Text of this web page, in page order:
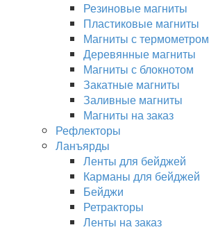
Резиновые магниты
Пластиковые магниты
Магниты с термометром
Деревянные магниты
Магниты с блокнотом
Закатные магниты
Заливные магниты
Магниты на заказ
Рефлекторы
Ланъярды
Ленты для бейджей
Карманы для бейджей
Бейджи
Ретракторы
Ленты на заказ